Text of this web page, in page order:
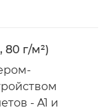
80 г/м²)
- A1 и